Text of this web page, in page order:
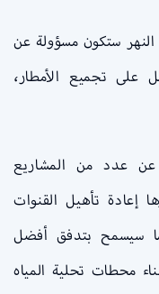
النهر ستكون مسؤولة عن
على تجميع الأمطار،
عدد من المشاريع
إعادة تأهيل القنوات
دولار، مما سيسمح بتدفق أفضل
محطات تحلية المياه